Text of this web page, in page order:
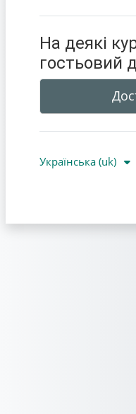
На деякі
гостьовий
Українська ‎(uk)‎